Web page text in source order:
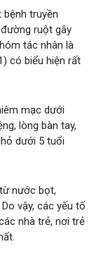
truyền
ruột gây
tác nhân là
có biểu hiện rất
mạc dưới
lòng bàn tay,
dưới 5 tuổi
nước bọt,
vậy, các yếu tố
nhà trẻ, nơi trẻ